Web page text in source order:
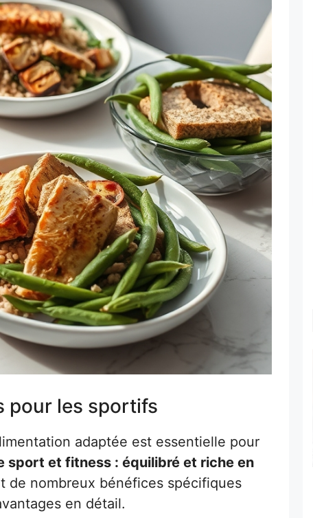
pour les sportifs
adaptée est essentielle pour
sport et fitness : équilibré et riche en
de nombreux bénéfices spécifiques
en détail.